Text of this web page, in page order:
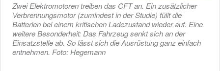
Zwei Elektromotoren treiben das CFT an. Ein zusätzlicher
Verbrennungsmotor (zumindest in der Studie) füllt die
Batterien bei einem kritischen Ladezustand wieder auf. Eine
weitere Besonderheit: Das Fahrzeug senkt sich an der
Einsatzstelle ab. So lässt sich die Ausrüstung ganz einfach
entnehmen. Foto: Hegemann